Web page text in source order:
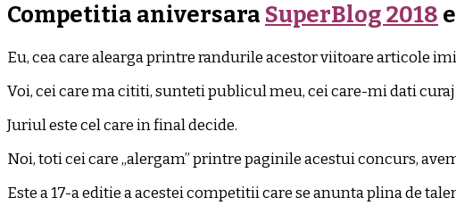
Competitia aniversara SuperBlog 2018
Eu, cea care alearga printre randurile acestor viitoare articole
Voi, cei care ma cititi, sunteti publicul meu, cei care-mi dati
Juriul este cel care in final decide.
Noi, toti cei care „alergam” printre paginile acestui concurs,
Este a 17-a editie a acestei competitii care se anunta plina de